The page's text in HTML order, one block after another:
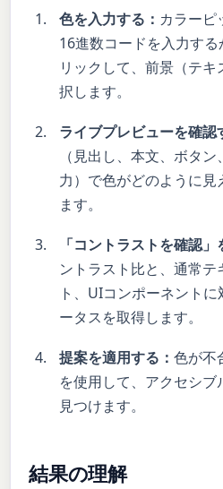
色を入力する： カラーピ
16進数コードを入力す
リックして、前景（テ
択します。
ライブプレビューを確認
（見出し、本文、ボタ
力）で色がどのように見
ます。
「コントラストを確認」
ントラスト比と、通常
ト、UIコンポーネント
ータスを取得します。
提案を適用する：色が不
を使用して、アクセシ
見つけます。
結果の理解